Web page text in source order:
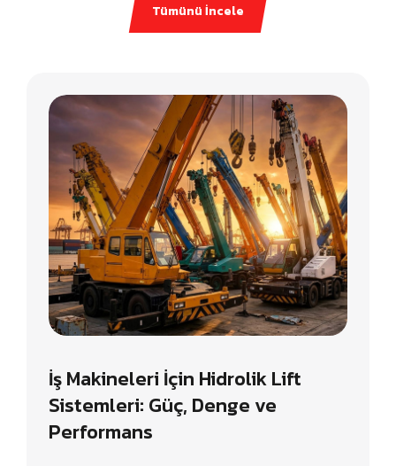
Tümünü İncele
İş Makineleri İçin Hidrolik Lift
Sistemleri: Güç, Denge ve
Performans